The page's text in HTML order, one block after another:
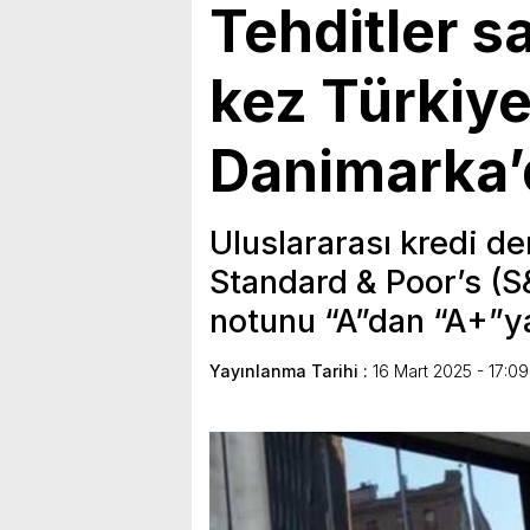
Tehditler
kez
Uluslararası kredi
Standard & Poor’s
notunu “A”dan
Yayınlanma Tarihi : 16 Mart 2025 - 17:09